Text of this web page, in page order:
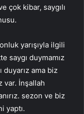
çok kibar, saygılı
yarışıyla ilgili
saygı duymamız
duyarız ama biz
var. İnşallah
sezon ve biz
yaptı.